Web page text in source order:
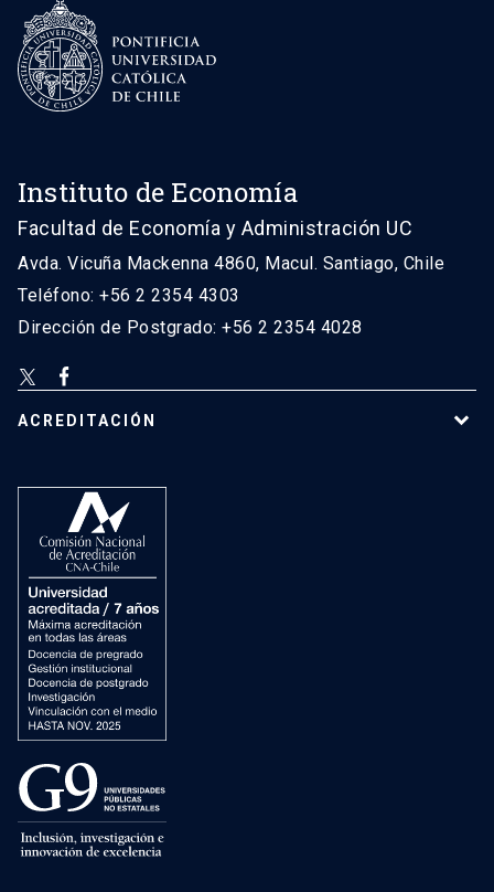
Instituto de Economía
Facultad de Economía y Administración UC
Avda. Vicuña Mackenna 4860, Macul. Santiago, Chile
Teléfono: +56 2 2354 4303
Dirección de Postgrado: +56 2 2354 4028
ACREDITACIÓN